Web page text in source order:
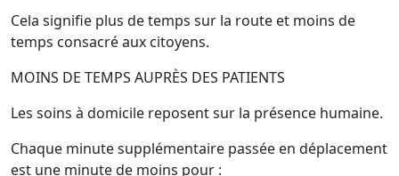
Cela signifie plus de temps sur la route et moins de
temps consacré aux citoyens.
MOINS DE TEMPS AUPRÈS DES PATIENTS
Les soins à domicile reposent sur la présence humaine.
Chaque minute supplémentaire passée en déplacement
est une minute de moins pour :